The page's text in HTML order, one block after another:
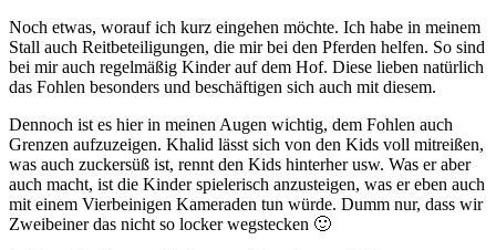
Noch etwas, worauf ich kurz eingehen möchte. Ich habe in meinem
Stall auch Reitbeteiligungen, die mir bei den Pferden helfen. So sind
bei mir auch regelmäßig Kinder auf dem Hof. Diese lieben natürlich
das Fohlen besonders und beschäftigen sich auch mit diesem.
Dennoch ist es hier in meinen Augen wichtig, dem Fohlen auch
Grenzen aufzuzeigen. Khalid lässt sich von den Kids voll mitreißen,
was auch zuckersüß ist, rennt den Kids hinterher usw. Was er aber
auch macht, ist die Kinder spielerisch anzusteigen, was er eben auch
mit einem Vierbeinigen Kameraden tun würde. Dumm nur, dass wir
Zweibeiner das nicht so locker wegstecken 🙂